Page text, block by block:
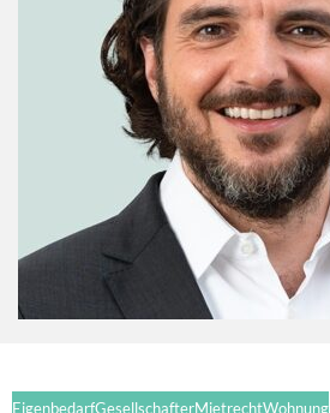
EigenbedarfGesellschafterMietrechtWohnung